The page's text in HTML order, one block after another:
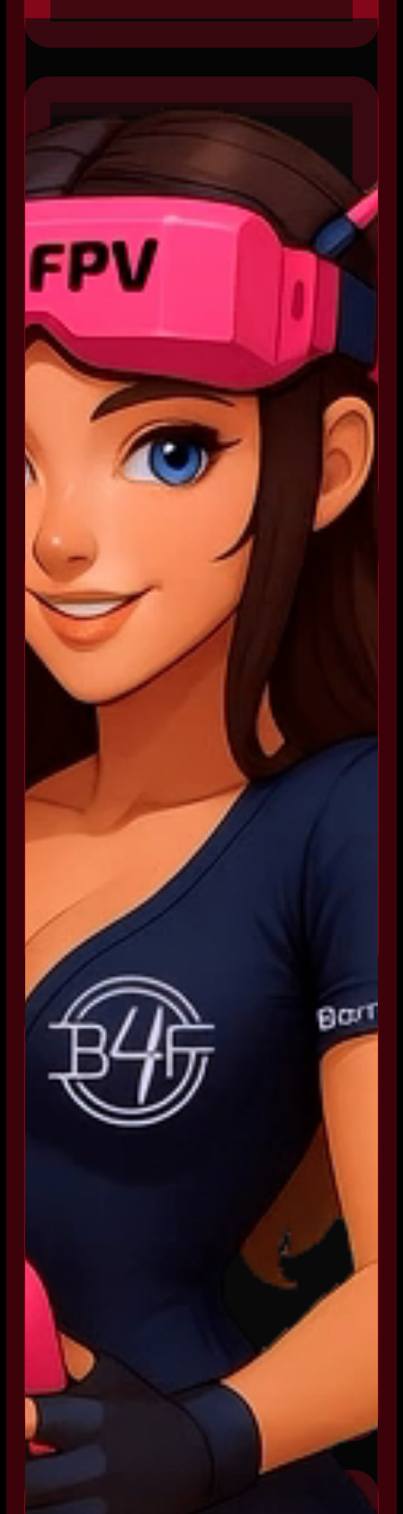
S430/S435
Pevný rám X4
3" nebo 3.5" vrtule
Dlouhý dolet pro filmování
CINEWHOOP
3" puller konfigurace
Pro interiér
Kinematický obraz
3" pusher konfigurace
Čisté zorné pole (FOV)
Kinematický obraz